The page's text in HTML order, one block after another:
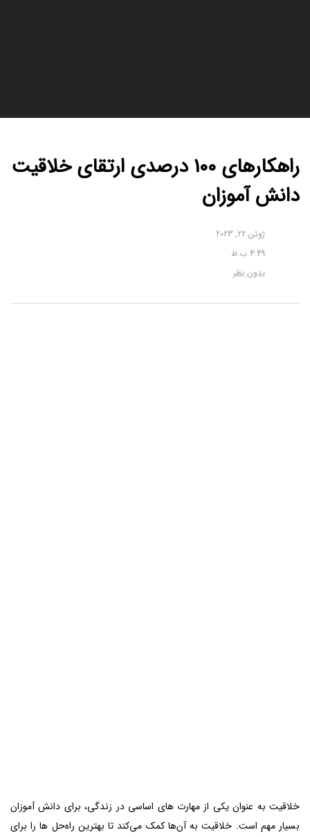
راهکارهای 100 درصدی ارتقای خلاقیت
دانش آموزان
ژوئن 22, 2023
4:49 ب.ظ
بدون نظر
خلاقیت به عنوان یکی از مهارت‌ های اساسی در زندگی، برای دانش آموزان
بسیار مهم است. خلاقیت به آن‌ها کمک می‌کند تا بهترین راه‌حل‌ ها را برای